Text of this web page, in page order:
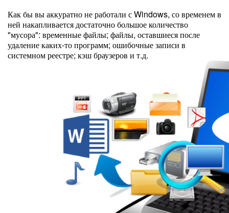
Как бы вы аккуратно не работали с Windows, со временем в
ней накапливается достаточно большое количество
"мусора": временные файлы; файлы, оставшиеся после
удаление каких-то программ; ошибочные записи в
системном реестре; кэш браузеров и т.д.